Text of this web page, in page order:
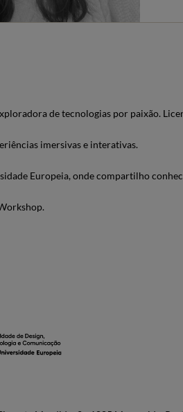
de tecnologias por paixão.
imersivas e interativas.
Europeia, onde compartilho